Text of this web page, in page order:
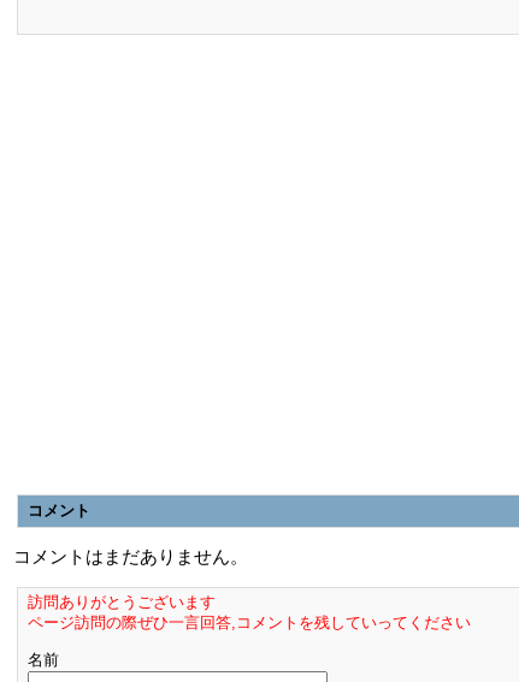
コメント
コメントはまだありません。
訪問ありがとうございます
ページ訪問の際ぜひ一言回答,コメントを残していってください
名前